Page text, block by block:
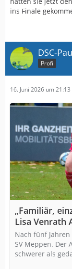
ins Finale
DSC-
Profi
16. Juni 2026 um 21:13
„Familiär,
Lisa Venrath
verlässt
Nach fünf
SV Meppen.
schwerer als